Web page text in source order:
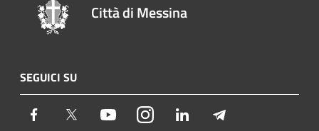
Città di Messina
SEGUICI SU
Facebook Twitter YoutubeInstagram LinkedIn